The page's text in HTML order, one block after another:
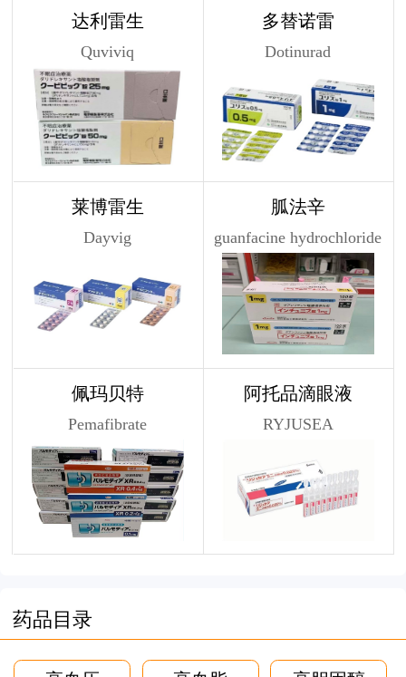
达利雷生
Quviviq
多替诺雷
Dotinurad
莱博雷生
Dayvig
胍法辛
guanfacine hydrochloride
佩玛贝特
Pemafibrate
阿托品滴眼液
RYJUSEA
药品目录